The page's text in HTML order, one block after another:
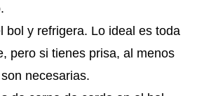
bol y refrigera. Lo ideal es toda
pero si tienes prisa, al menos
necesarias.